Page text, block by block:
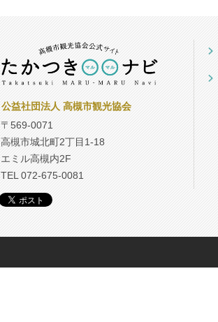
公益社団法人 高槻市観光協会
〒569-0071
高槻市城北町2丁目1-18
エミル高槻内2F
TEL 072-675-0081